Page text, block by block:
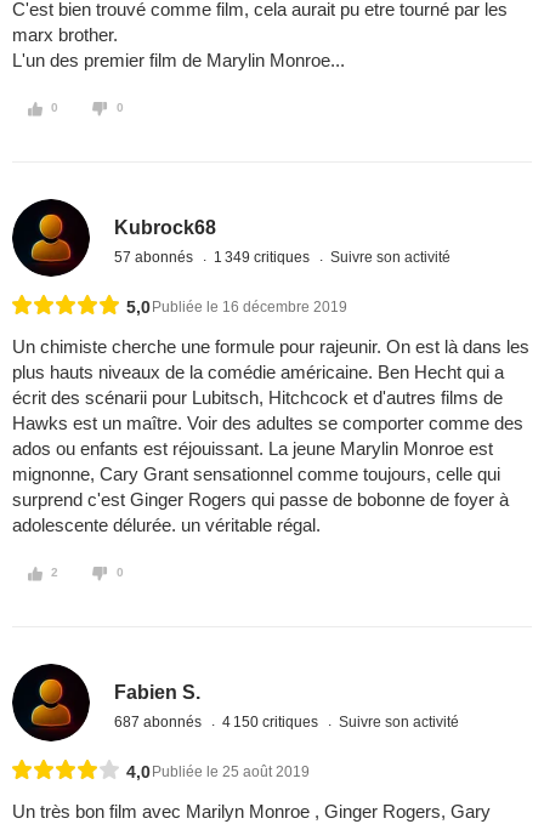
C'est bien trouvé comme film, cela aurait pu etre tourné par les
marx brother.
L'un des premier film de Marylin Monroe...
0 0
Kubrock68
57 abonnés 1 349 critiques Suivre son activité
5,0 Publiée le 16 décembre 2019
Un chimiste cherche une formule pour rajeunir. On est là dans les
plus hauts niveaux de la comédie américaine. Ben Hecht qui a
écrit des scénarii pour Lubitsch, Hitchcock et d'autres films de
Hawks est un maître. Voir des adultes se comporter comme des
ados ou enfants est réjouissant. La jeune Marylin Monroe est
mignonne, Cary Grant sensationnel comme toujours, celle qui
surprend c'est Ginger Rogers qui passe de bobonne de foyer à
adolescente délurée. un véritable régal.
2 0
Fabien S.
687 abonnés 4 150 critiques Suivre son activité
4,0 Publiée le 25 août 2019
Un très bon film avec Marilyn Monroe , Ginger Rogers, Gary